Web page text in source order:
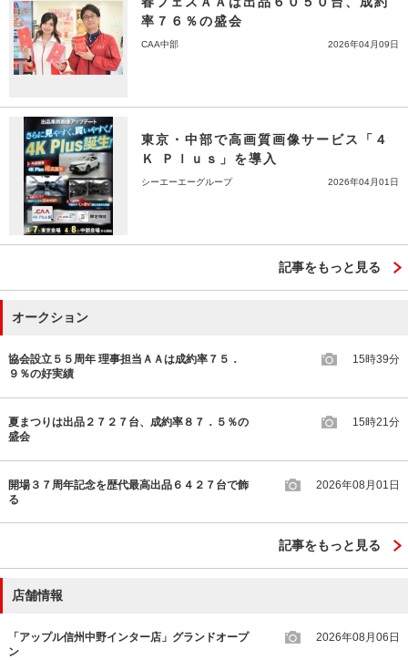
率７６％の盛会
CAA中部 2026年04月09日
東京・中部で高画質画像サービス「４
Ｋ Ｐｌｕｓ」を導入
シーエーエーグループ 2026年04月01日
記事をもっと見る
オークション
協会設立５５周年 理事担当ＡＡは成約率７５．
９％の好実績
15時39分
夏まつりは出品２７２７台、成約率８７．５％の
盛会
15時21分
開場３７周年記念を歴代最高出品６４２７台で飾
る
2026年08月01日
記事をもっと見る
店舗情報
「アップル信州中野インター店」グランドオープ
ン
2026年08月06日